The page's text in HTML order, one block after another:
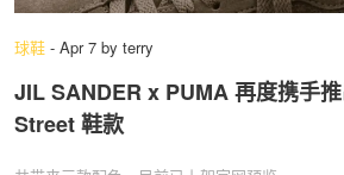
球鞋 - Apr 7 by terry
JIL SANDER x PUMA 再度携手
Street 鞋款